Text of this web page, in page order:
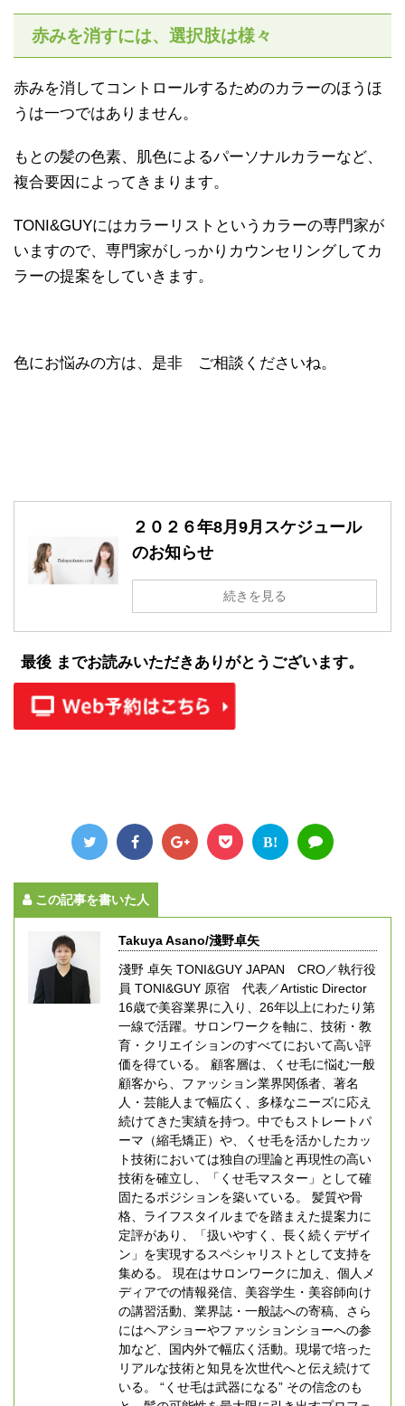
赤みを消すには、選択肢は様々
赤みを消してコントロールするためのカラーのほうほ
うは一つではありません。
もとの髪の色素、肌色によるパーソナルカラーなど、
複合要因によってきまります。
TONI&GUYにはカラーリストというカラーの専門家が
いますので、専門家がしっかりカウンセリングしてカ
ラーの提案をしていきます。
色にお悩みの方は、是非 ご相談くださいね。
２０２６年8月9月スケジュール
のお知らせ
続きを見る
最後 までお読みいただきありがとうございます。
B!
この記事を書いた人
Takuya Asano/淺野卓矢
淺野 卓矢 TONI&GUY JAPAN CRO／執行役
員 TONI&GUY 原宿 代表／Artistic Director
16歳で美容業界に入り、26年以上にわたり第
一線で活躍。サロンワークを軸に、技術・教
育・クリエイションのすべてにおいて高い評
価を得ている。 顧客層は、くせ毛に悩む一般
顧客から、ファッション業界関係者、著名
人・芸能人まで幅広く、多様なニーズに応え
続けてきた実績を持つ。中でもストレートパ
ーマ（縮毛矯正）や、くせ毛を活かしたカッ
ト技術においては独自の理論と再現性の高い
技術を確立し、「くせ毛マスター」として確
固たるポジションを築いている。 髪質や骨
格、ライフスタイルまでを踏まえた提案力に
定評があり、「扱いやすく、長く続くデザイ
ン」を実現するスペシャリストとして支持を
集める。 現在はサロンワークに加え、個人メ
ディアでの情報発信、美容学生・美容師向け
の講習活動、業界誌・一般誌への寄稿、さら
にはヘアショーやファッションショーへの参
加など、国内外で幅広く活動。現場で培った
リアルな技術と知見を次世代へと伝え続けて
いる。 “くせ毛は武器になる” その信念のも